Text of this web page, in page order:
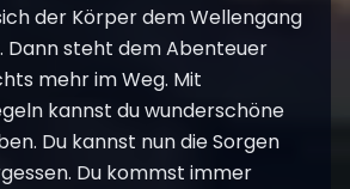
der Körper dem Wellengang
Dann steht dem Abenteuer
mehr im Weg. Mit
kannst du wunderschöne
Du kannst nun die Sorgen
Du kommst immer